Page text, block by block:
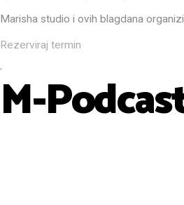
Marisha studio i ovih blagdana
Rezerviraj termin
M-